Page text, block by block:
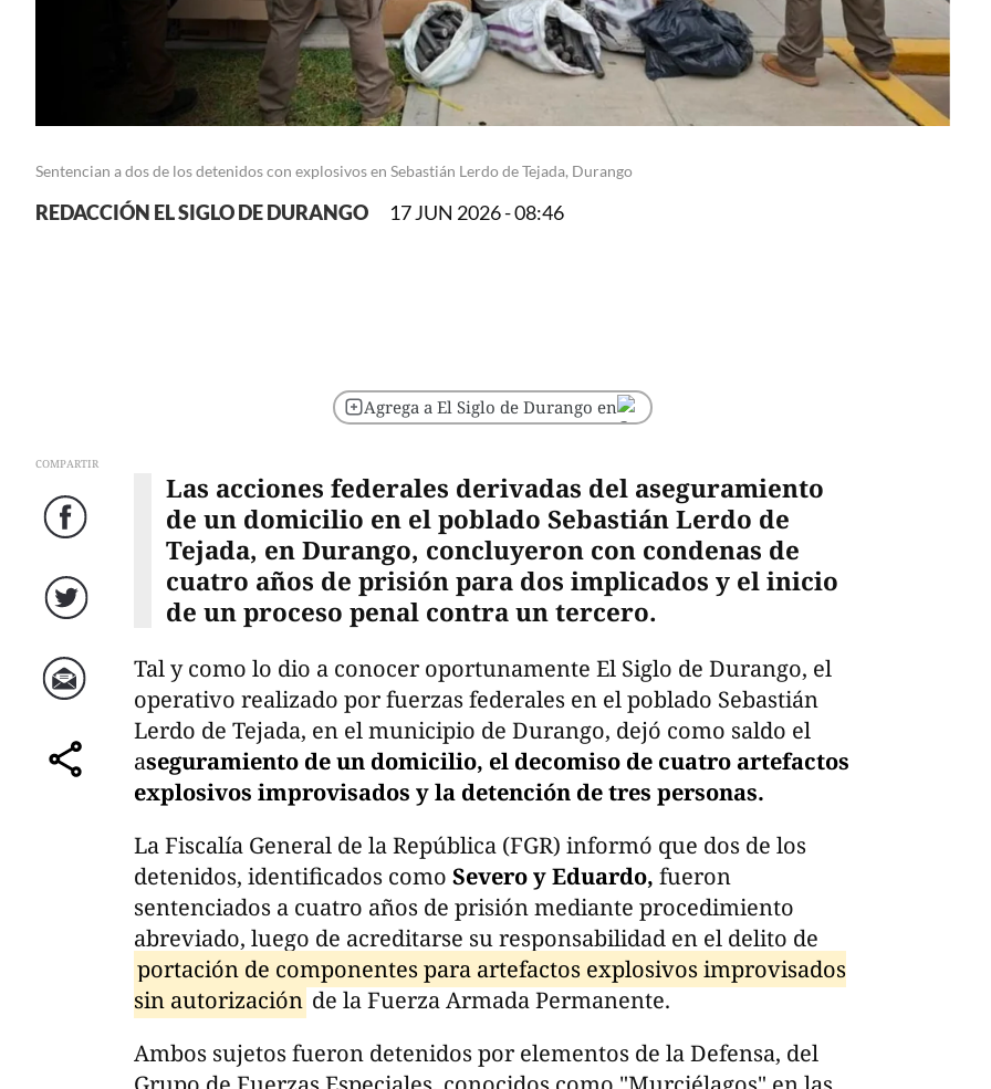
Sentencian a dos de los detenidos con explosivos en Sebastián Lerdo de Tejada, Durango
REDACCIÓN EL SIGLO DE DURANGO 17 JUN 2026 - 08:46
Agrega a El Siglo de Durango en
COMPARTIR
Facebook
Twitter
Correo
comparte
Las acciones federales derivadas del aseguramiento
de un domicilio en el poblado Sebastián Lerdo de
Tejada, en Durango, concluyeron con condenas de
cuatro años de prisión para dos implicados y el inicio
de un proceso penal contra un tercero.
Tal y como lo dio a conocer oportunamente El Siglo de Durango, el
operativo realizado por fuerzas federales en el poblado Sebastián
Lerdo de Tejada, en el municipio de Durango, dejó como saldo el
aseguramiento de un domicilio, el decomiso de cuatro artefactos
explosivos improvisados y la detención de tres personas.
La Fiscalía General de la República (FGR) informó que dos de los
detenidos, identificados como Severo y Eduardo, fueron
sentenciados a cuatro años de prisión mediante procedimiento
abreviado, luego de acreditarse su responsabilidad en el delito de
portación de componentes para artefactos explosivos improvisados
sin autorización de la Fuerza Armada Permanente.
Ambos sujetos fueron detenidos por elementos de la Defensa, del